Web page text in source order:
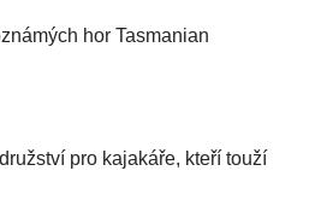
hor Tasmanian
pro kajakáře, kteří touží